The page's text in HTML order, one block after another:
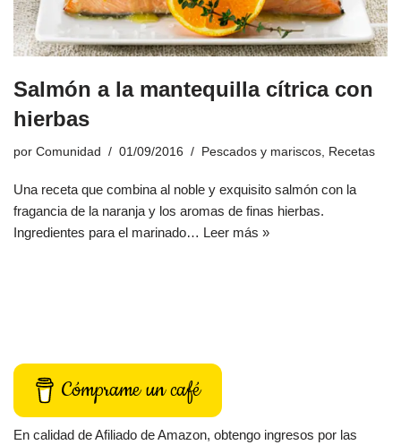
Salmón a la mantequilla cítrica con
hierbas
por Comunidad 01/09/2016 Pescados y mariscos, Recetas
Una receta que combina al noble y exquisito salmón con la
fragancia de la naranja y los aromas de finas hierbas.
Ingredientes para el marinado… Leer más »
Cómprame un café
En calidad de Afiliado de Amazon, obtengo ingresos por las